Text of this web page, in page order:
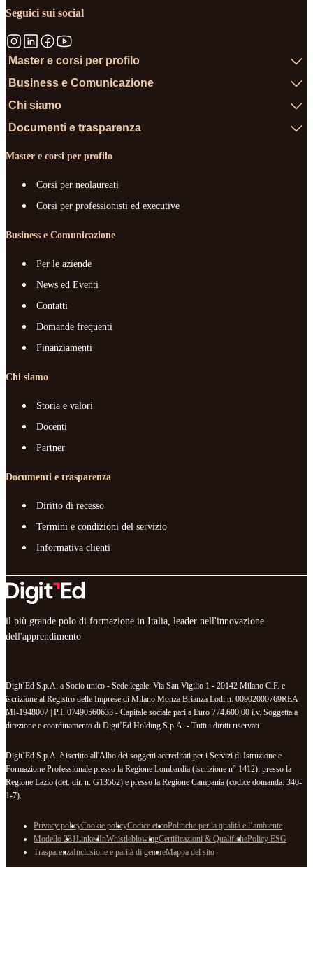
Seguici sui social
Master e corsi per profilo
Business e Comunicazione
Chi siamo
Documenti e trasparenza
Master e corsi per profilo
Corsi per neolaureati
Corsi per professionisti ed executive
Business e Comunicazione
Per le aziende
News ed Eventi
Contatti
Domande frequenti
Finanziamenti
Chi siamo
Storia e valori
Docenti
Partner
Documenti e trasparenza
Diritto di recesso
Termini e condizioni del servizio
Informativa clienti
il più grande polo di formazione in Italia, leader nell'innovazione
dell'apprendimento
Digit’Ed S.p.A. a Socio unico - Sede legale: Via San Vigilio 1 - 20142 Milano C.F. e
iscrizione al Registro delle Imprese di Milano Monza Brianza Lodi n. 00902000769REA
MI-1948007 | P.I. 07490560633 - Capitale sociale pari a Euro 774.600,00 i.v. Soggetta a
direzione e coordinamento di Digit’Ed Holding S.p.A. - Tutti i diritti riservati.
Digit’Ed S.p.A. è iscritto all'Albo dei soggetti accreditati per i Servizi di Istruzione e
Formazione Professionale presso la Regione Lombardia (iscrizione n° 1412), presso la
Regione Lazio (det. dir. n. G13562) e presso la Regione Campania (codice domanda: 340-
1-7).
Privacy policyCookie policyCodice eticoPolitiche per la qualità e l’ambiente
Modello 231LinkedInWhistleblowingCertificazioni & QualifichePolicy ESG
TrasparenzaInclusione e parità di genereMappa del sito